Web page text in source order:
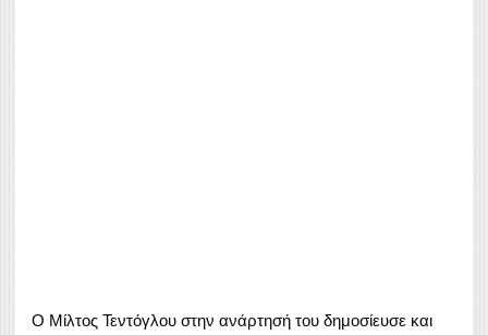
Ο Μίλτος Τεντόγλου στην ανάρτησή του δημοσίευσε και